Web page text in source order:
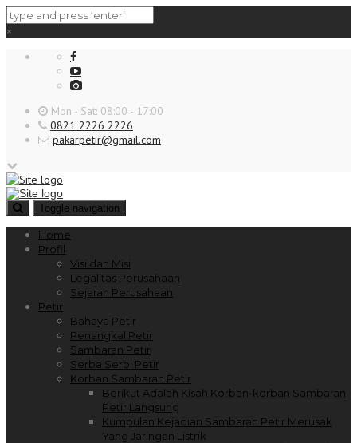
×
Mon - Sat: 08:00 - 17:00
0821 2226 2226
pakarpetir@gmail.com
Toggle navigation
Home
Profil
Visi dan Misi
Legalitas Perusahaan
Sejarah Perusahaan
Petir
Bahaya Petir
Penangkal Petir
Sambaran Petir
Serba Serbi Petir
Korban Sambaran Petir
Berikut Adalah Kisah Korban-korban Sambaran
Petir Langsung
Kumpulan Kejadian Sambaran Petir Merusak
Yang Jaringan Listrik